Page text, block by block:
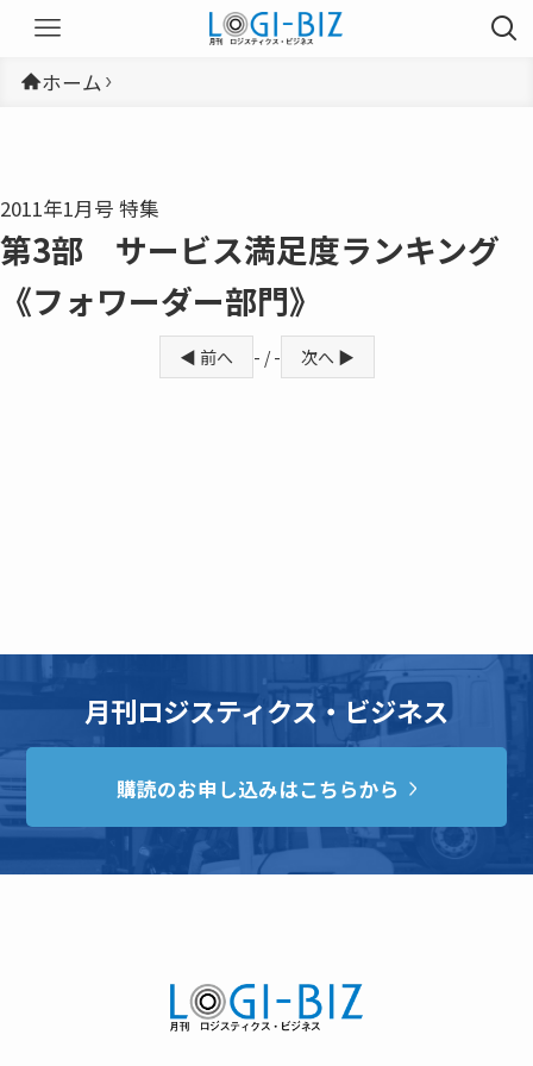
ホーム
2011年1月号 特集
第3部 サービス満足度ランキング
《フォワーダー部門》
◀ 前へ - / - 次へ ▶
月刊ロジスティクス・ビジネス
購読のお申し込みはこちらから